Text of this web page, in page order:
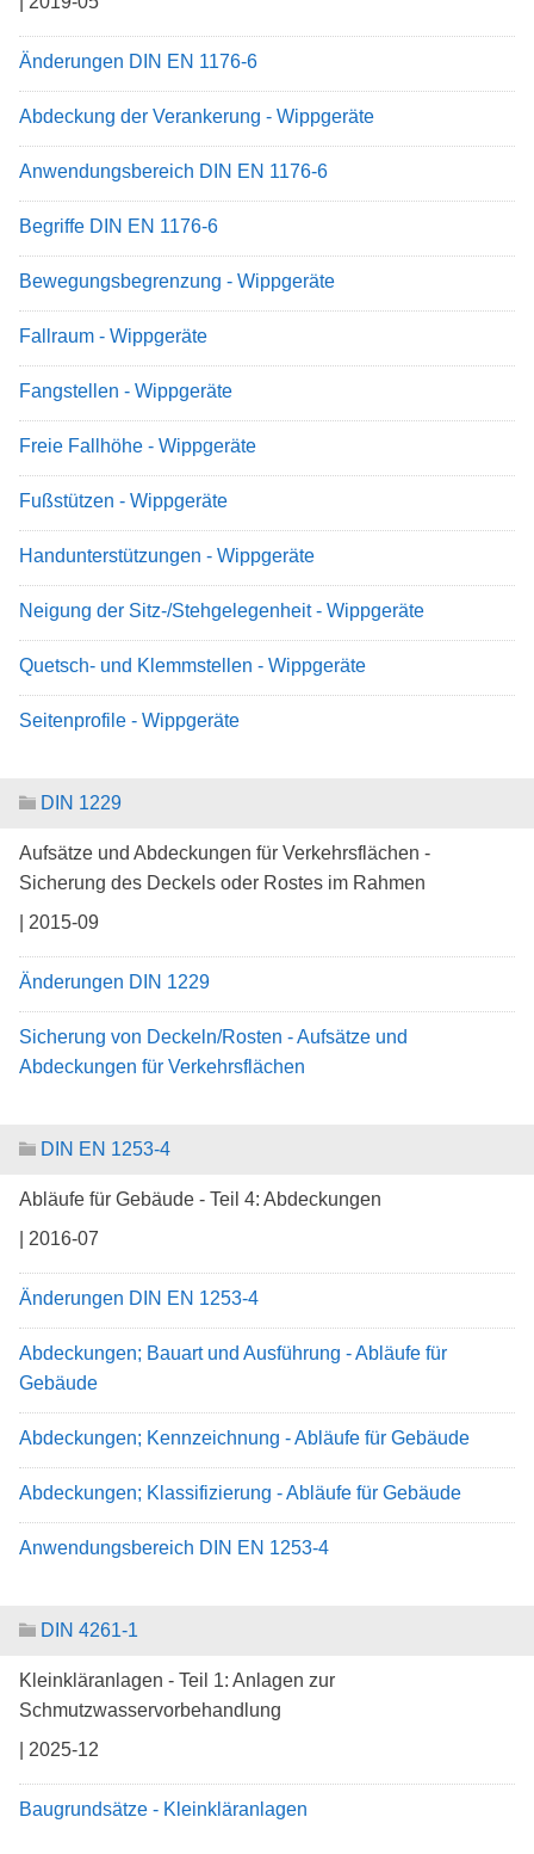
Änderungen DIN EN 1176-6
Abdeckung der Verankerung - Wippgeräte
Anwendungsbereich DIN EN 1176-6
Begriffe DIN EN 1176-6
Bewegungsbegrenzung - Wippgeräte
Fallraum - Wippgeräte
Fangstellen - Wippgeräte
Freie Fallhöhe - Wippgeräte
Fußstützen - Wippgeräte
Handunterstützungen - Wippgeräte
Neigung der Sitz-/Stehgelegenheit - Wippgeräte
Quetsch- und Klemmstellen - Wippgeräte
Seitenprofile - Wippgeräte
DIN 1229
Aufsätze und Abdeckungen für Verkehrsflächen -
Sicherung des Deckels oder Rostes im Rahmen
| 2015-09
Änderungen DIN 1229
Sicherung von Deckeln/Rosten - Aufsätze und
Abdeckungen für Verkehrsflächen
DIN EN 1253-4
Abläufe für Gebäude - Teil 4: Abdeckungen
| 2016-07
Änderungen DIN EN 1253-4
Abdeckungen; Bauart und Ausführung - Abläufe für
Gebäude
Abdeckungen; Kennzeichnung - Abläufe für Gebäude
Abdeckungen; Klassifizierung - Abläufe für Gebäude
Anwendungsbereich DIN EN 1253-4
DIN 4261-1
Kleinkläranlagen - Teil 1: Anlagen zur
Schmutzwasservorbehandlung
| 2025-12
Baugrundsätze - Kleinkläranlagen